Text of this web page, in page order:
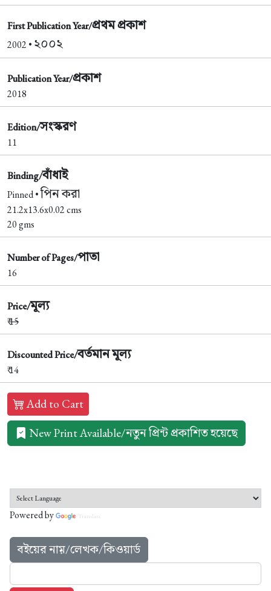
First Publication Year/প্রথম প্রকাশ
2002 • ২০০২
Publication Year/প্রকাশ
2018
Edition/সংস্করণ
11
Binding/বাঁধাই
Pinned •পিন করা
21.2x13.6x0.02 cms
20 gms
Number of Pages/পাতা
16
Price/মূল্য
₹15
Discounted Price/বর্তমান মূল্য
₹ 14
Add to Cart
New Print Available/নতুন প্রিন্ট প্রকাশিত হয়েছে
Powered by Translate
বইয়ের নাম়/লেখক/কিওয়ার্ড